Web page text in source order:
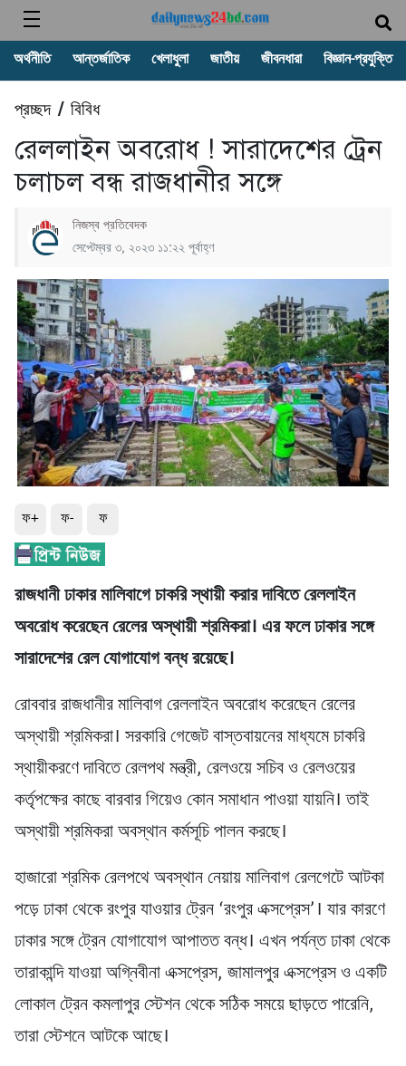
অর্থনীতি আন্তর্জাতিক খেলাধুলা জাতীয় জীবনধারা বিজ্ঞান-প্রযুক্তি
প্রচ্ছদ/ বিবিধ
রেললাইন অবরোধ ! সারাদেশের ট্রেন
চলাচল বন্ধ রাজধানীর সঙ্গে
নিজস্ব প্রতিবেদক
সেপ্টেম্বর ৩, ২০২৩ ১১:২২ পূর্বাহ্ণ
ফ+ ফ- ফ
রাজধানী ঢাকার মালিবাগে চাকরি স্থায়ী করার দাবিতে রেললাইন
অবরোধ করেছেন রেলের অস্থায়ী শ্রমিকরা। এর ফলে ঢাকার সঙ্গে
সারাদেশের রেল যোগাযোগ বন্ধ রয়েছে।
রোববার রাজধানীর মালিবাগ রেললাইন অবরোধ করেছেন রেলের
অস্থায়ী শ্রমিকরা। সরকারি গেজেট বাস্তবায়নের মাধ্যমে চাকরি
স্থায়ীকরণে দাবিতে রেলপথ মন্ত্রী, রেলওয়ে সচিব ও রেলওয়ের
কর্তৃপক্ষের কাছে বারবার গিয়েও কোন সমাধান পাওয়া যায়নি। তাই
অস্থায়ী শ্রমিকরা অবস্থান কর্মসূচি পালন করছে।
হাজারো শ্রমিক রেলপথে অবস্থান নেয়ায় মালিবাগ রেলগেটে আটকা
পড়ে ঢাকা থেকে রংপুর যাওয়ার ট্রেন ‘রংপুর এক্সপ্রেস’। যার কারণে
ঢাকার সঙ্গে ট্রেন যোগাযোগ আপাতত বন্ধ। এখন পর্যন্ত ঢাকা থেকে
তারাকান্দি যাওয়া অগ্নিবীনা এক্সপ্রেস, জামালপুর এক্সপ্রেস ও একটি
লোকাল ট্রেন কমলাপুর স্টেশন থেকে সঠিক সময়ে ছাড়তে পারেনি,
তারা স্টেশনে আটকে আছে।